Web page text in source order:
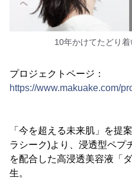
10年かけてたどり
プロジェクトページ：
https://www.makuake.com/
「今を超える未来肌」を提
ラシーク)より、浸透型ペプ
を配合した高浸透美容液「
生。